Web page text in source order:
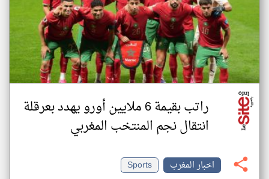
راتب بقيمة 6 ملايين أورو يهدد بعرقلة
انتقال نجم المنتخب المغربي
اخبار المغرب
Sports